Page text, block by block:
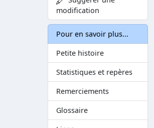
modification
Pour en savoir plus...
Petite histoire
Statistiques et repères
Remerciements
Glossaire